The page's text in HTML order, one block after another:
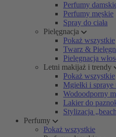
Perfumy
Perfumy męskie
Spray do ciała
Pielęgnacja
Pokaż wszystkie
Twarz &
Pielęgnacja
Letni makijaż i trendy
Pokaż wszystkie
Mgiełki i
Wodoodporny
Lakier do
Stylizacja
Perfumy
Pokaż wszystkie